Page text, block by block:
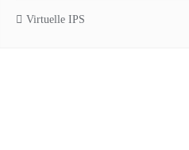
Virtuelle IPS